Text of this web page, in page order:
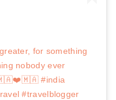
for something
nobody ever
#travelblogger